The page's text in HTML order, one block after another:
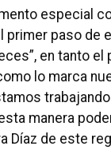
especial
primer paso de
en tanto el
lo marca
manera
Díaz de este